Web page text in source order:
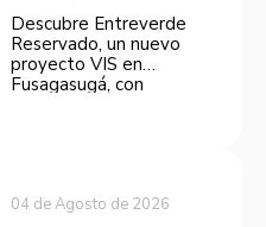
Descubre Entreverde
Reservado, un nuevo
proyecto VIS en
Fusagasugá, con
04 de Agosto de 2026